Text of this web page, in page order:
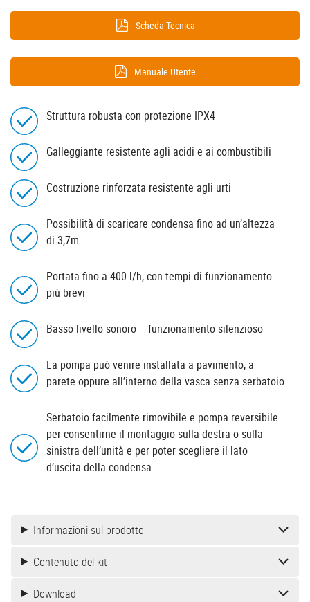
Scheda Tecnica
Manuale Utente
Struttura robusta con protezione IPX4
Galleggiante resistente agli acidi e ai combustibili
Costruzione rinforzata resistente agli urti
Possibilità di scaricare condensa fino ad un’altezza
di 3,7m
Portata fino a 400 l/h, con tempi di funzionamento
più brevi
Basso livello sonoro – funzionamento silenzioso
La pompa può venire installata a pavimento, a
parete oppure all’interno della vasca senza serbatoio
Serbatoio facilmente rimovibile e pompa reversibile
per consentirne il montaggio sulla destra o sulla
sinistra dell’unità e per poter scegliere il lato
d’uscita della condensa
Informazioni sul prodotto
Contenuto del kit
Download